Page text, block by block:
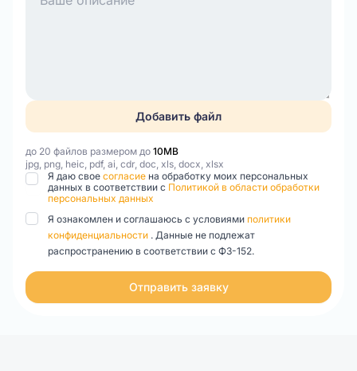
Добавить файл
до 20 файлов размером до 10MB
jpg, png, heic, pdf, ai, cdr, doc, xls, docx, xlsx
Я даю свое согласие на обработку моих персональных
данных в соответствии с Политикой в области обработки
персональных данных
Я ознакомлен и соглашаюсь с условиями политики
конфиденциальности . Данные не подлежат
распространению в соответствии с ФЗ-152.
Отправить заявку